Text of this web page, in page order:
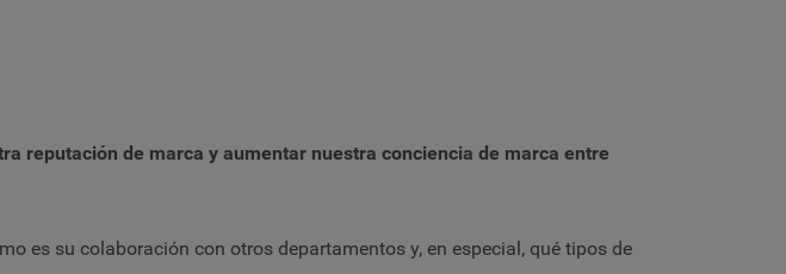
reputación de marca y aumentar nuestra conciencia de marca entre
es su colaboración con otros departamentos y, en especial, qué tipos de